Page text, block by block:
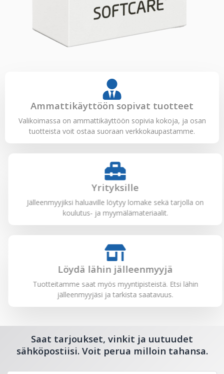
Ammattikäyttöön sopivat tuotteet
Valikoimassa on ammattikäyttöön sopivia kokoja, ja osan
tuotteista voit ostaa suoraan verkkokaupastamme.
Yrityksille
Jälleenmyyjiksi haluaville löytyy lomake sekä tarjolla on
koulutus- ja myymälämateriaalit.
Löydä lähin jälleenmyyjä
Tuotteitamme saat myös myyntipisteistä. Etsi lähin
jälleenmyyjäsi ja tarkista saatavuus.
Saat tarjoukset, vinkit ja uutuudet
sähköpostiisi. Voit perua milloin tahansa.